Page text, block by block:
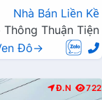
Nhà Bán Liền Kề
Thuận Tiện
Đô→
Đ.N 722